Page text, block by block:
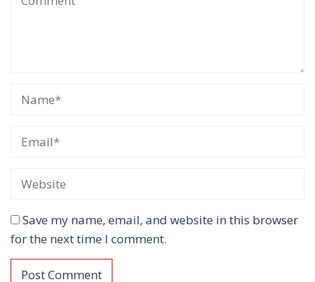
Save my name, email, and website in this browser
for the next time I comment.